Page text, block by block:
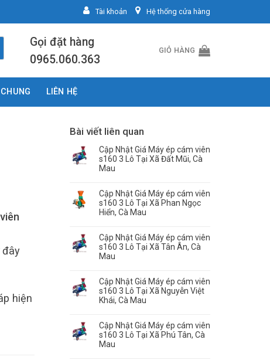
Tài khoản Hệ thống cửa hàng
Gọi đặt hàng
0965.060.363
GIỎ HÀNG
LIÊN HỆ
đây
hiện
Bài viết liên quan
Cập Nhật Giá Máy ép cám viên
s160 3 Lô Tại Xã Đất Mũi, Cà
Mau
Cập Nhật Giá Máy ép cám viên
s160 3 Lô Tại Xã Phan Ngọc
Hiển, Cà Mau
Cập Nhật Giá Máy ép cám viên
s160 3 Lô Tại Xã Tân Ân, Cà
Mau
Cập Nhật Giá Máy ép cám viên
s160 3 Lô Tại Xã Nguyễn Việt
Khái, Cà Mau
Cập Nhật Giá Máy ép cám viên
s160 3 Lô Tại Xã Phú Tân, Cà
Mau